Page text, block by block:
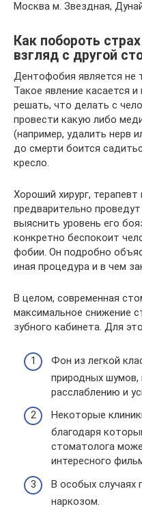
Москва м. Звездная,
Как побороть
взгляд с другой
Дентофобия является не
Такое явление касается
решать, что делать с
провести какую либо
(например, удалить нерв
до смерти боится
кресло.
Хороший хирург, терапевт
предварительно
выяснить уровень его
конкретно беспокоит
фобии. Он подробно
иная процедура и в чем
В целом, современная
максимальное снижение
зубного кабинета. Для
Фон из легкой
природных
расслаблению и
Некоторые
благодаря
стоматолога
интересного
В особых случаях
наркозом.